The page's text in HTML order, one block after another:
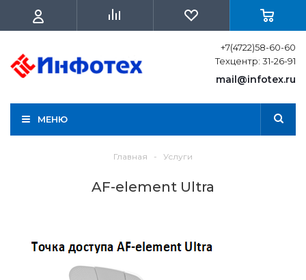
+7(4722)58-60-60
Техцентр: 31-26-91
mail@infotex.ru
МЕНЮ
Главная - Услуги
AF-element Ultra